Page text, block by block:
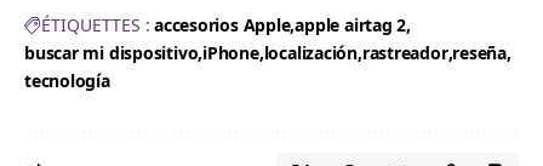
ÉTIQUETTES : accesorios Appleapple airtag 2
buscar mi dispositivo iPhone localización rastreador reseña
tecnología